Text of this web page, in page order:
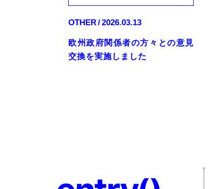
OTHER 2026.03.13
欧州政府関係者の方々との意見
交換を実施しました